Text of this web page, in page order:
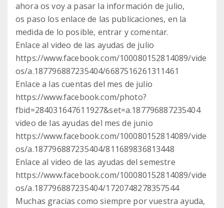
ahora os voy a pasar la información de julio,
os paso los enlace de las publicaciones, en la
medida de lo posible, entrar y comentar.
Enlace al video de las ayudas de julio
https://www.facebook.com/100080152814089/vide
os/a.187796887235404/6687516261311461
Enlace a las cuentas del mes de julio
https://www.facebook.com/photo?
fbid=284031647611927&set=a.187796887235404
video de las ayudas del mes de junio
https://www.facebook.com/100080152814089/vide
os/a.187796887235404/811689836813448
Enlace al video de las ayudas del semestre
https://www.facebook.com/100080152814089/vide
os/a.187796887235404/1720748278357544
Muchas gracias como siempre por vuestra ayuda,